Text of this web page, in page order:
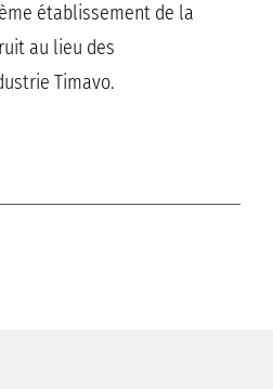
établissement de la
au lieu des
Timavo.